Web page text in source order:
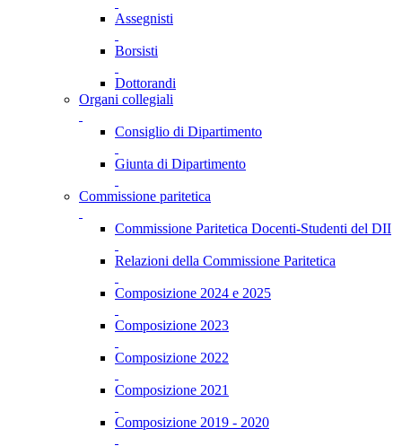
Assegnisti
Borsisti
Dottorandi
Organi collegiali
Consiglio di Dipartimento
Giunta di Dipartimento
Commissione paritetica
Commissione Paritetica Docenti-Studenti del DII
Relazioni della Commissione Paritetica
Composizione 2024 e 2025
Composizione 2023
Composizione 2022
Composizione 2021
Composizione 2019 - 2020